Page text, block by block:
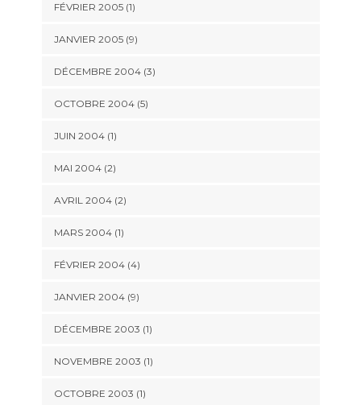
FÉVRIER 2005 (1)
JANVIER 2005 (9)
DÉCEMBRE 2004 (3)
OCTOBRE 2004 (5)
JUIN 2004 (1)
MAI 2004 (2)
AVRIL 2004 (2)
MARS 2004 (1)
FÉVRIER 2004 (4)
JANVIER 2004 (9)
DÉCEMBRE 2003 (1)
NOVEMBRE 2003 (1)
OCTOBRE 2003 (1)